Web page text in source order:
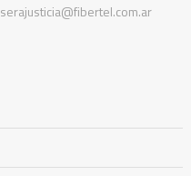
serajusticia@fibertel.com.ar